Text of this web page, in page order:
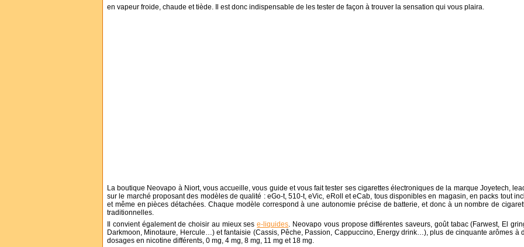
en vapeur froide, chaude et tiède. Il est donc indispensable de les tester de façon à trouver la sensation qui vous plaira.
La boutique Neovapo à Niort, vous accueille, vous guide et vous fait tester ses cigarettes électroniques de la marque Joyetech,
sur le marché proposant des modèles de qualité : eGo-t, 510-t, eVic, eRoll et eCab, tous disponibles en magasin, en packs tout
et même en pièces détachées. Chaque modèle correspond à une autonomie précise de batterie, et donc à un nombre de
traditionnelles.
Il convient également de choisir au mieux sese-liquides . Neovapo vous propose différentes saveurs, goût tabac (Farwest, El
Darkmoon, Minotaure, Hercule…) et fantaisie (Cassis, Pêche, Passion, Cappuccino, Energy drink…), plus de cinquante arômes à
dosages en nicotine différents, 0 mg, 4 mg, 8 mg, 11 mg et 18 mg.